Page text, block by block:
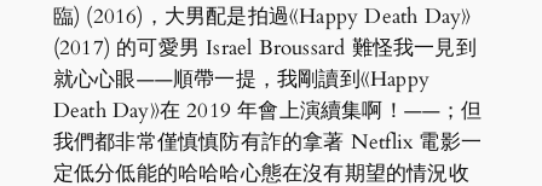
臨) (2016)，大男配是拍過《Happy Death Day》
(2017) 的可愛男 Israel Broussard 難怪我一見到
就心心眼——順帶一提，我剛讀到《Happy
Death Day》在 2019 年會上演續集啊！——；但
我們都非常僅慎慎防有詐的拿著 Netflix 電影一
定低分低能的哈哈哈心態在沒有期望的情況收